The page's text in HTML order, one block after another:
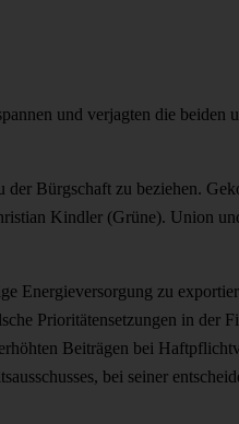
und verjagten die beiden
Bürgschaft zu beziehen.
Kindler (Grüne). Union
Energieversorgung zu
Prioritätensetzungen in der
Beiträgen bei
bei seiner